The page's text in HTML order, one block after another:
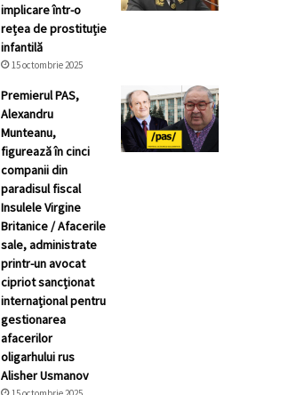
implicare într-o
rețea de prostituție
infantilă
15 octombrie 2025
Premierul PAS,
Alexandru
Munteanu,
figurează în cinci
companii din
paradisul fiscal
Insulele Virgine
Britanice / Afacerile
sale, administrate
printr-un avocat
cipriot sancționat
internațional pentru
gestionarea
afacerilor
oligarhului rus
Alisher Usmanov